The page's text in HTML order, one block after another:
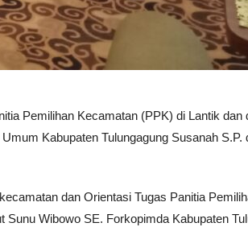
Pemilihan Kecamatan (PPK) di Lantik dan
Kabupaten Tulungagung Susanah S.P.
dan Orientasi Tugas Panitia
Wibowo SE. Forkopimda Kabupaten